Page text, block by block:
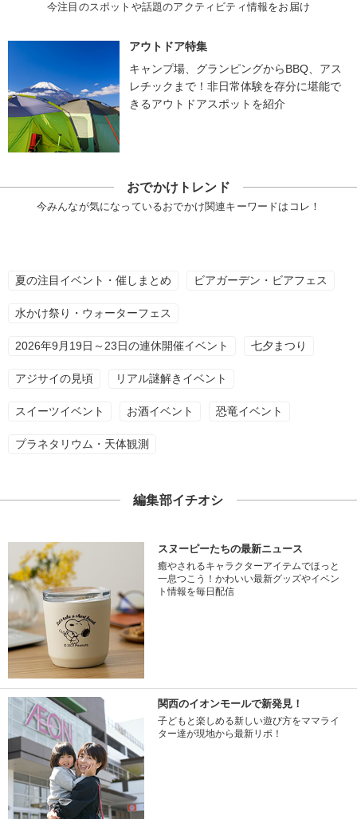
今注目のスポットや話題のアクティビティ情報をお届け
アウトドア特集
キャンプ場、グランピングからBBQ、アス
レチックまで！非日常体験を存分に堪能で
きるアウトドアスポットを紹介
おでかけトレンド
今みんなが気になっているおでかけ関連キーワードはコレ！
夏の注目イベント・催しまとめ ビアガーデン・ビアフェス
水かけ祭り・ウォーターフェス
2026年9月19日～23日の連休開催イベント 七夕まつり
アジサイの見頃 リアル謎解きイベント
スイーツイベント お酒イベント 恐竜イベント
プラネタリウム・天体観測
編集部イチオシ
スヌーピーたちの最新ニュース
癒やされるキャラクターアイテムでほっと
一息つこう！かわいい最新グッズやイベン
ト情報を毎日配信
関西のイオンモールで新発見！
子どもと楽しめる新しい遊び方をママライ
ター達が現地から最新リポ！